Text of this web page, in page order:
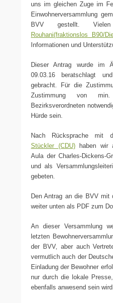
uns im gleichen Zuge im
Einwohnerversammlung
BVV gestellt.
Rouhani(fraktionslos B90/
Informationen und
Dieser Antrag wurde im
09.03.16 beratschlagt
gebracht. Für die
Zustimmung von
Bezirksverordneten
Hürde sein.
Nach Rücksprache mit
Stückler (CDU)haben wir
Aula der Charles-Dickens-
und als
gebeten.
Den Antrag an die BVV mit
weiter unten als PDF zum
An dieser Versammlung
letzten
der BVV, aber auch
vermutlich auch der
Einladung der Bewohner
nur durch die lokale
ebenfalls anwesend sein